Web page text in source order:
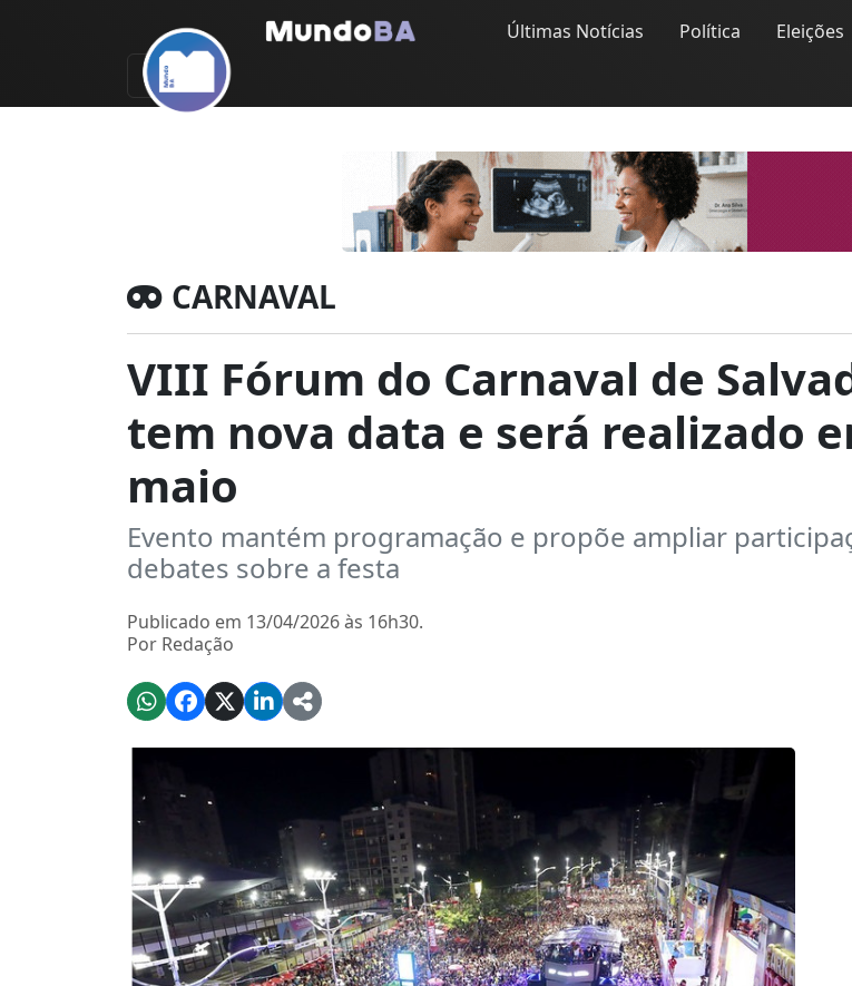
Últimas Notícias Política Eleições
CARNAVAL
VIII Fórum do Carnaval de
tem nova data e será realizado
maio
Evento mantém programação e propõe ampliar
debates sobre a festa
Publicado em 13/04/2026 às 16h30.
Por Redação